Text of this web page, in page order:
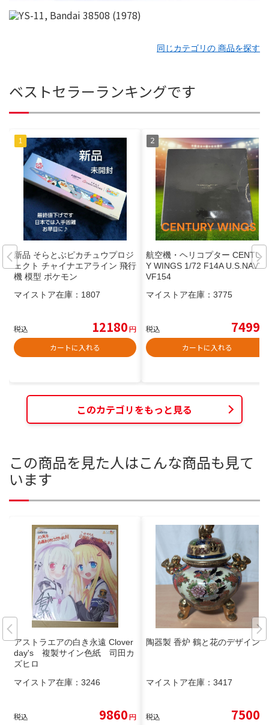
同じカテゴリの 商品を探す
ベストセラーランキングです
新品 そらとぶピカチュウプロジ
ェクト チャイナエアライン 飛行
機 模型 ポケモン
マイストア在庫： 1807
税込 12180円
カートに入れる
航空機・ヘリコプター CENTUR
Y WINGS 1/72 F14A U.S.NAVY
VF154
マイストア在庫： 3775
税込 7499
カートに入れる
このカテゴリをもっと見る
この商品を見た人はこんな商品も見て
います
アストラエアの白き永遠 Clover
day's 複製サイン色紙 司田カ
ズヒロ
マイストア在庫： 3246
税込 9860円
陶器製 香炉 鶴と花のデザイン
マイストア在庫： 3417
税込 7500